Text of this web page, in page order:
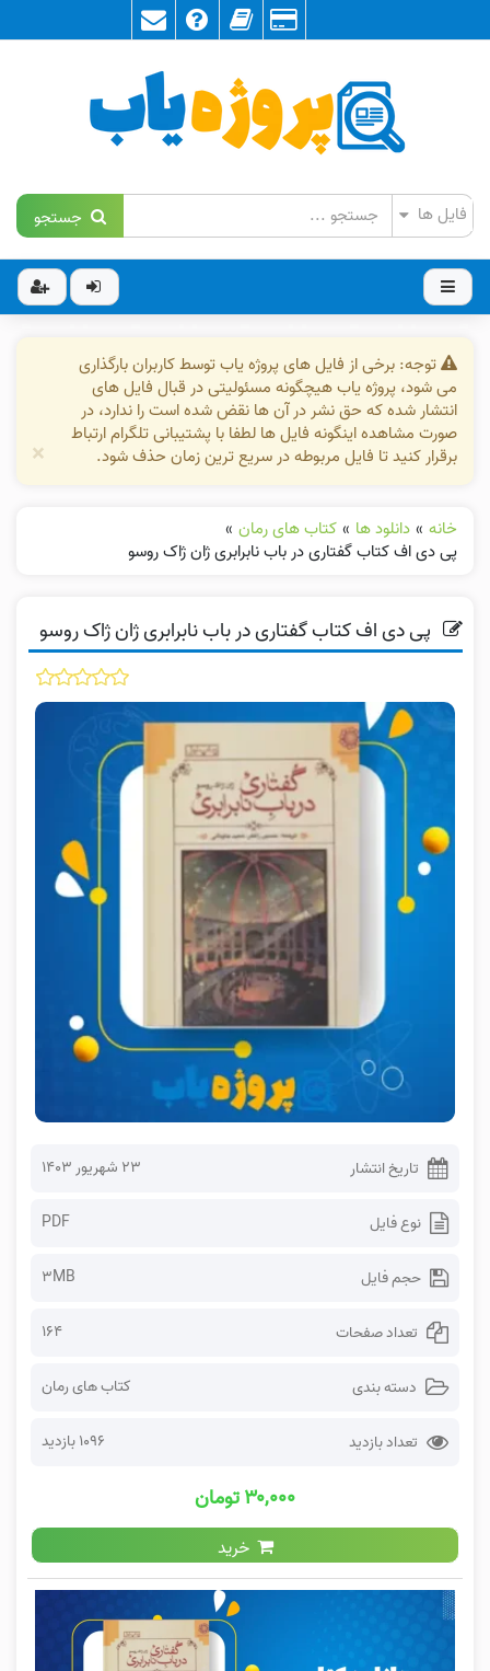
جستجو
توجه: برخی از فایل های پروژه یاب توسط کاربران بارگذاری
می شود، پروژه یاب هیچگونه مسئولیتی در قبال فایل های
انتشار شده که حق نشر در آن ها نقض شده است را ندارد، در
صورت مشاهده اینگونه فایل ها لطفا با پشتیبانی تلگرام ارتباط
برقرار کنید تا فایل مربوطه در سریع ترین زمان حذف شود.
×
خانه » دانلود ها » کتاب های رمان »
پی دی اف کتاب گفتاری در باب نابرابری ژان ژاک روسو
پی دی اف کتاب گفتاری در باب نابرابری ژان ژاک روسو
تاریخ انتشار ۲۳ شهریور ۱۴۰۳
نوع فایل PDF
حجم فایل 3MB
تعداد صفحات 164
دسته بندی کتاب های رمان
تعداد بازدید 1096 بازدید
۳۰,۰۰۰ تومان
خرید